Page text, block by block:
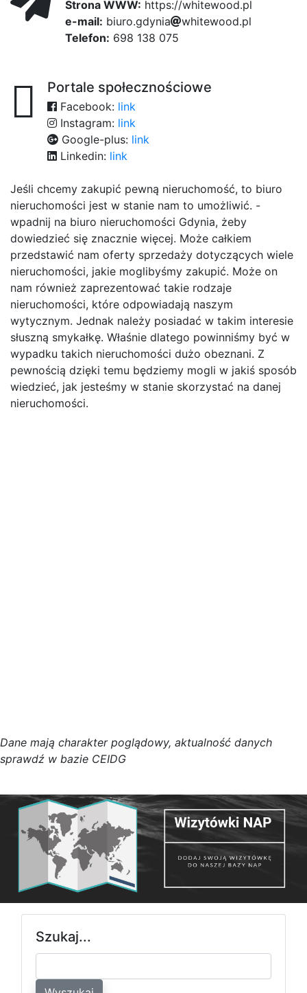
Strona WWW: https://whitewood.pl
e-mail: biuro.gdy192
n8
ia whitewo4ad
od.pl
Telefon: 698 138 075
Portale społecznościowe
Facebook: link
Instagram: link
Google-plus: link
Linkedin: link
Jeśli chcemy zakupić pewną nieruchomość, to biuro
nieruchomości jest w stanie nam to umożliwić. -
wpadnij na biuro nieruchomości Gdynia, żeby
dowiedzieć się znacznie więcej. Może całkiem
przedstawić nam oferty sprzedaży dotyczących wiele
nieruchomości, jakie moglibyśmy zakupić. Może on
nam również zaprezentować takie rodzaje
nieruchomości, które odpowiadają naszym
wytycznym. Jednak należy posiadać w takim interesie
słuszną smykałkę. Właśnie dlatego powinniśmy być w
wypadku takich nieruchomości dużo obeznani. Z
pewnością dzięki temu będziemy mogli w jakiś sposób
wiedzieć, jak jesteśmy w stanie skorzystać na danej
nieruchomości.
Dane mają charakter poglądowy, aktualność danych
sprawdź w bazie CEIDG
Szukaj...